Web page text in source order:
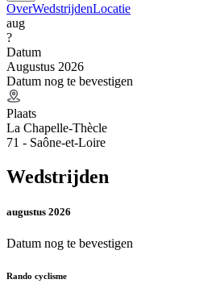
OverWedstrijdenLocatie
aug
?
Datum
Augustus 2026
Datum nog te bevestigen
Plaats
La Chapelle-Thècle
71 - Saône-et-Loire
Wedstrijden
augustus 2026
Datum nog te bevestigen
Rando cyclisme